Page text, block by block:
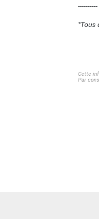
----------
*Tous
Cette
Par